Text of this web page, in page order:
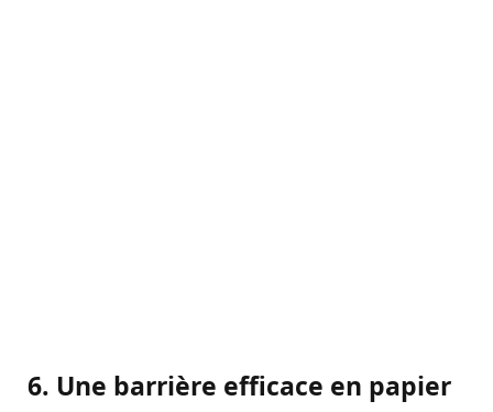
6. Une barrière efficace en papier